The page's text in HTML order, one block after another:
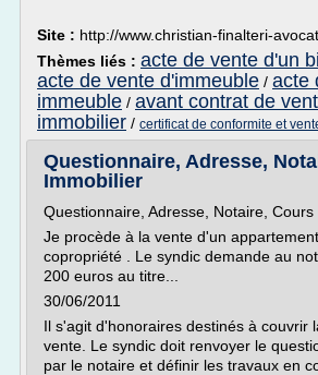
Site : http://www.christian-finalteri-
Thèmes liés : acte de vente d'un
acte de vente d'immeuble / acte
immeuble / avant contrat de
immobilier / certificat de conformite et
Questionnaire, Adresse,
Immobilier
Questionnaire, Adresse, Notaire, Cours
Je procède à la vente d'un
copropriété . Le syndic demande au
200 euros au titre...
30/06/2011
Il s'agit d'honoraires destinés à couvrir
vente. Le syndic doit renvoyer le
par le notaire et définir les travaux en